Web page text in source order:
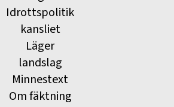
Idrottspolitik
kansliet
Läger
landslag
Minnestext
Om fäktning